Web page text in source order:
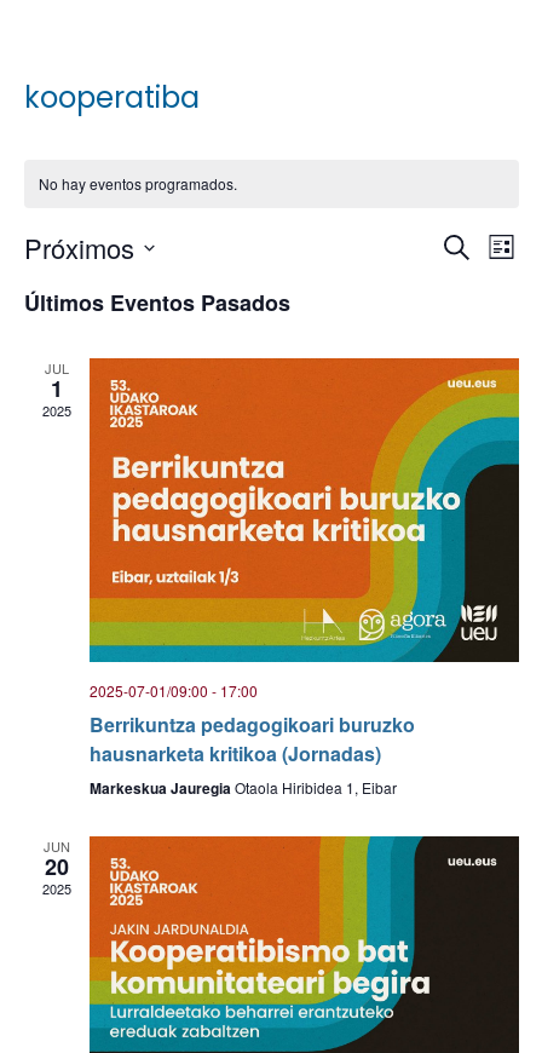
kooperatiba
No hay eventos programados.
de
vistas
de
Buscar
de
Lista
Próximos
la
Últimos Eventos Pasados
JUL
1
2025
2025-07-01/09:00 - 17:00
Berrikuntza pedagogikoari buruzko
hausnarketa kritikoa (Jornadas)
Markeskua JauregiaOtaola Hiribidea 1, Eibar
JUN
20
2025